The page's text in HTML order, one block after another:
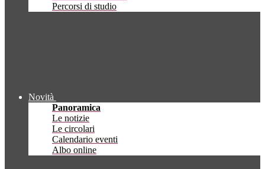
Percorsi di studio
Novità
Panoramica
Le notizie
Le circolari
Calendario eventi
Albo online